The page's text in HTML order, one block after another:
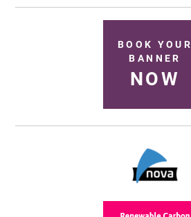
BOOK YOUR
BANNER
NOW